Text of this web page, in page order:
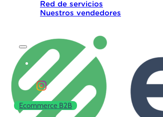
Red de servicios
Nuestros vendedores
Ecommerce B2B